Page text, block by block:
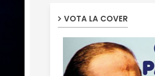
VOTA LA COVER